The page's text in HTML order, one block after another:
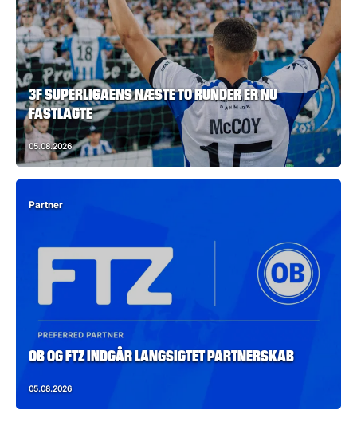
3F SUPERLIGAENS NÆSTE TO RUNDER ER NU
FASTLAGTE
05.08.2026
Partner
OB OG FTZ INDGÅR LANGSIGTET PARTNERSKAB
05.08.2026